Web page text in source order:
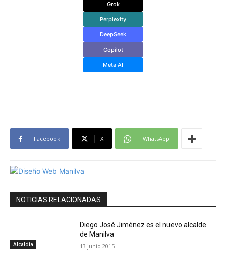
Grok
Perplexity
DeepSeek
Copilot
Meta AI
Facebook X WhatsApp
NOTICIAS RELACIONADAS
Alcaldia
Diego José Jiménez es el nuevo alcalde
de Manilva
13 junio 2015